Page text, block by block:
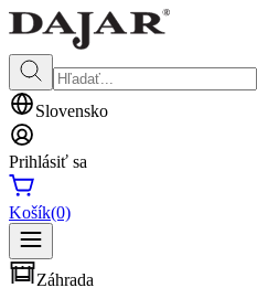
Slovensko
Prihlásiť sa
Košík(0)
Záhrada